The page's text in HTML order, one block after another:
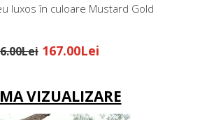
luxos în culoare Mustard Gold
167.00Lei
VIZUALIZARE